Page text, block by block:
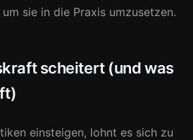
sie in die Praxis umzusetzen.
scheitert (und was
einsteigen, lohnt es sich zu